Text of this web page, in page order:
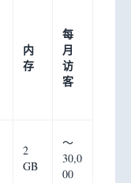
内
存
每
月
访
客
2
GB
〜
30,0
00